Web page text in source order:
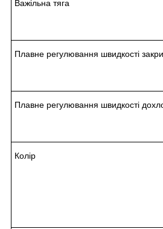
Важільна тяга
Плавне регулювання швидкості
Плавне регулювання швидкості
Колір